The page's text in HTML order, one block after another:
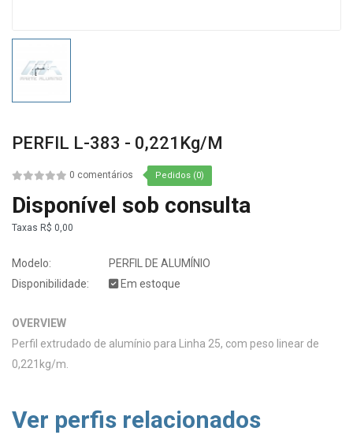
PERFIL L-383 - 0,221Kg/m
0 comentários Pedidos (0)
Disponível sob consulta
Taxas R$ 0,00
Modelo:
PERFIL DE ALUMÍNIO
Disponibilidade:
Em estoque
OVERVIEW
Perfil extrudado de alumínio para Linha 25, com peso linear de
0,221kg/m.
Ver perfis relacionados